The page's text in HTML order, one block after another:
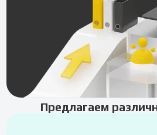
Предлагаем